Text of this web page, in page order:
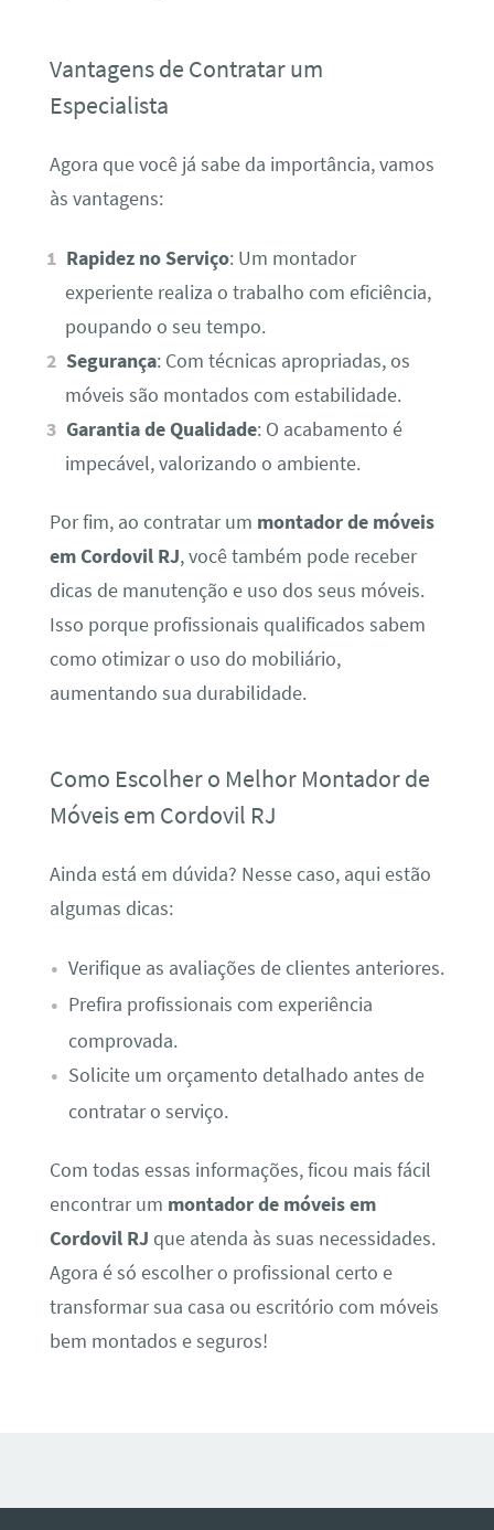
Vantagens de Contratar um
Especialista
Agora que você já sabe da importância, vamos
às vantagens:
Rapidez no Serviço: Um montador
experiente realiza o trabalho com eficiência,
poupando o seu tempo.
Segurança: Com técnicas apropriadas, os
móveis são montados com estabilidade.
Garantia de Qualidade: O acabamento é
impecável, valorizando o ambiente.
Por fim, ao contratar um montador de móveis
em Cordovil RJ, você também pode receber
dicas de manutenção e uso dos seus móveis.
Isso porque profissionais qualificados sabem
como otimizar o uso do mobiliário,
aumentando sua durabilidade.
Como Escolher o Melhor Montador de
Móveis em Cordovil RJ
Ainda está em dúvida? Nesse caso, aqui estão
algumas dicas:
Verifique as avaliações de clientes anteriores.
Prefira profissionais com experiência
comprovada.
Solicite um orçamento detalhado antes de
contratar o serviço.
Com todas essas informações, ficou mais fácil
encontrar um montador de móveis em
Cordovil RJ que atenda às suas necessidades.
Agora é só escolher o profissional certo e
transformar sua casa ou escritório com móveis
bem montados e seguros!